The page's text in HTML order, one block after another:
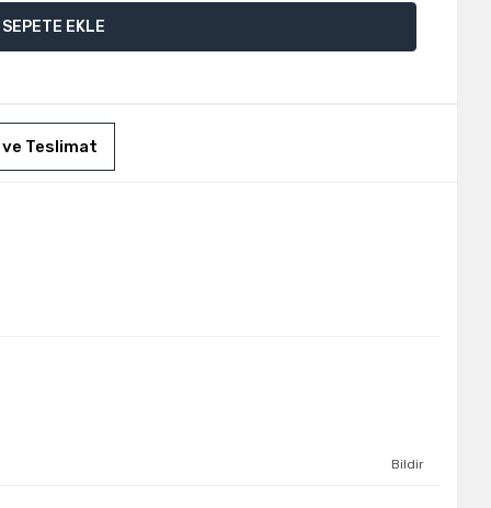
SEPETE EKLE
Teslimat
Bildir